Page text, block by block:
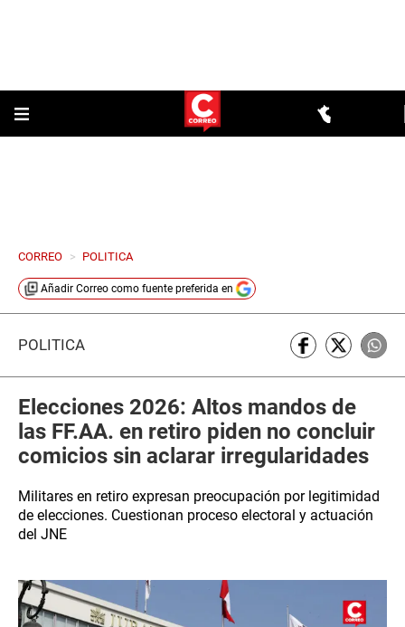
CORREO > POLITICA
Añadir Correo como fuente preferida en
POLÍTICA
Elecciones 2026: Altos mandos de
las FF.AA. en retiro piden no concluir
comicios sin aclarar irregularidades
Militares en retiro expresan preocupación por legitimidad
de elecciones. Cuestionan proceso electoral y actuación
del JNE